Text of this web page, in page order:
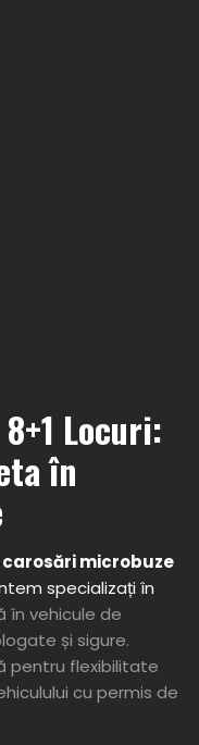
Locuri:
în
carosări microbuze
specializați în
în vehicule de
și sigure.
pentru flexibilitate
cu permis de